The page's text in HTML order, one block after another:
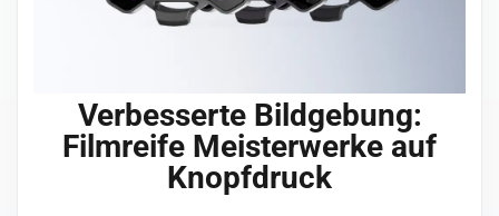
Verbesserte Bildgebung:
Filmreife Meisterwerke auf
Knopfdruck